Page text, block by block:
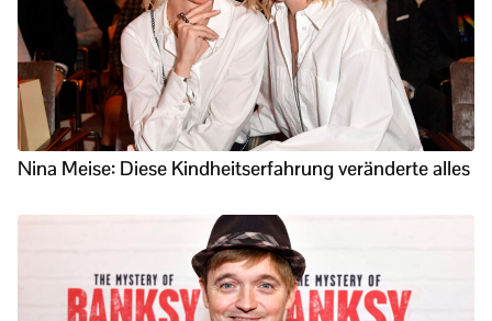
Nina Meise: Diese Kindheitserfahrung veränderte alles